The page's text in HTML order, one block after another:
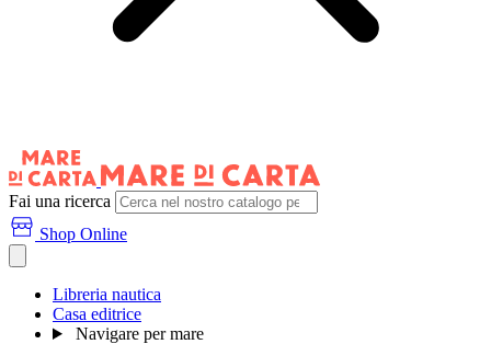
Fai una ricerca
Shop Online
Libreria nautica
Casa editrice
Navigare per mare